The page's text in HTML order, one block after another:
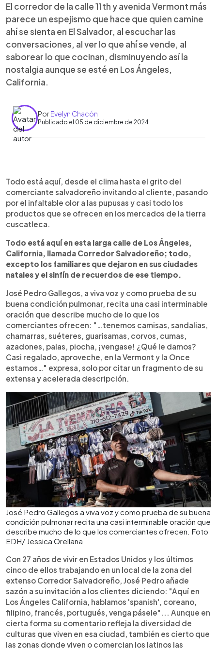
El corredor de la calle 11th y avenida Vermont más
parece un espejismo que hace que quien camine
ahí se sienta en El Salvador, al escuchar las
conversaciones, al ver lo que ahí se vende, al
saborear lo que cocinan, disminuyendo así la
nostalgia aunque se esté en Los Ángeles,
California.
PorEvelyn Chacón
Publicado el 05 de diciembre de 2024
Escuchar artículo
Todo está aquí, desde el clima hasta el grito del
comerciante salvadoreño invitando al cliente, pasando
por el infaltable olor a las pupusas y casi todo los
productos que se ofrecen en los mercados de la tierra
cuscatleca.
Todo está aquí en esta larga calle de Los Ángeles,
California, llamada Corredor Salvadoreño; todo,
excepto los familiares que dejaron en sus ciudades
natales y el sinfín de recuerdos de ese tiempo.
José Pedro Gallegos, a viva voz y como prueba de su
buena condición pulmonar, recita una casi interminable
oración que describe mucho de lo que los
comerciantes ofrecen: "…tenemos camisas, sandalias,
chamarras, suéteres, guarisamas, corvos, cumas,
azadones, palas, piocha, ¡vengase! ¿Qué le damos?
Casi regalado, aproveche, en la Vermont y la Once
estamos…" expresa, solo por citar un fragmento de su
extensa y acelerada descripción.
José Pedro Gallegos a viva voz y como prueba de su buena
condición pulmonar recita una casi interminable oración que
describe mucho de lo que los comerciantes ofrecen. Foto
EDH/ Jessica Orellana
Con 27 años de vivir en Estados Unidos y los últimos
cinco de ellos trabajando en un local de la zona del
extenso Corredor Salvadoreño, José Pedro añade
sazón a su invitación a los clientes diciendo: "Aquí en
Los Ángeles California, hablamos 'spanish', coreano,
filipino, francés, portugués, venga pásele"... Aunque en
cierta forma su comentario refleja la diversidad de
culturas que viven en esa ciudad, también es cierto que
las zonas donde viven o comercian los latinos las